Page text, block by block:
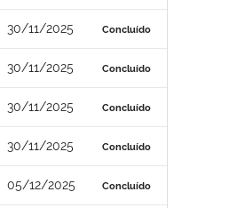
30/11/2025 Concluído
30/11/2025 Concluído
30/11/2025 Concluído
30/11/2025 Concluído
05/12/2025 Concluído